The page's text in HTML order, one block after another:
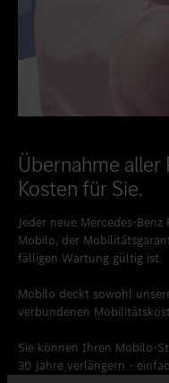
Übernahme
Kosten für Sie.
Jeder neue Mercedes-
Mobilo, der
fälligen Wartung gültig ist.
Mobilo deckt sowohl
verbundenen
Sie können Ihren Mobilo-
30 Jahre verlängern -